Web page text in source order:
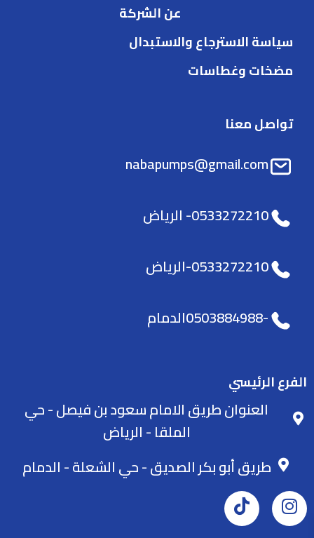
عن الشركة
سياسة الاسترجاع والاستبدال
مضخات وغطاسات
تواصل معنا
nabapumps@gmail.com
0533272210- الرياض
0533272210-الرياض
-0503884988الدمام
الفرع الرئيسي
العنوان طريق الامام سعود بن فيصل - حي
الملقا - الرياض
طريق أبو بكر الصديق - حي الشعلة - الدمام